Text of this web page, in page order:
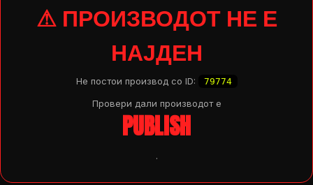
⚠ ПРОИЗВОДОТ НЕ Е
НАЈДЕН
Не постои производ со ID: 79774
Провери дали производот e
PUBLISH
.